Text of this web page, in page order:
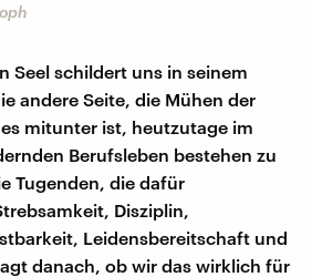
Seel schildert uns in seinem
andere Seite, die Mühen der
mitunter ist, heutzutage im
Berufsleben bestehen zu
Tugenden, die dafür
Disziplin,
Leidensbereitschaft und
danach, ob wir das wirklich für